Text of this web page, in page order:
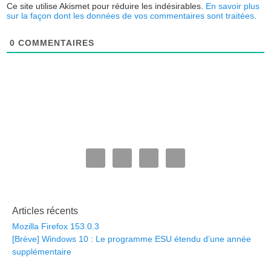
Ce site utilise Akismet pour réduire les indésirables. En savoir plus
sur la façon dont les données de vos commentaires sont traitées
0 COMMENTAIRES
Articles récents
Mozilla Firefox 153.0.3
[Brève] Windows 10 : Le programme ESU étendu d’une année
supplémentaire